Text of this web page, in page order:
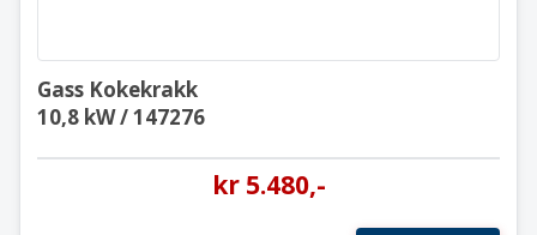
Gass Kokekrakk
10,8 kW / 147276
kr5.480,-